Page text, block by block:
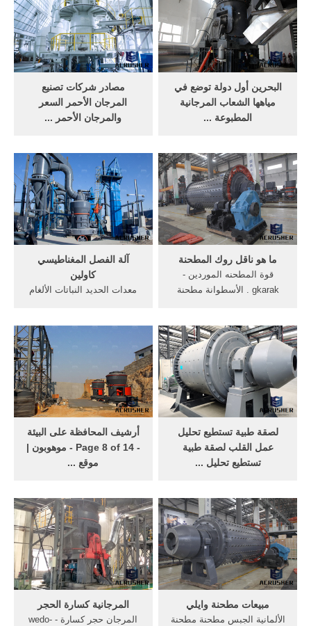
أقسام الديزاين، الفن والتراث،
الطبيعة والبيئة، الفيزياء و
التغذية والغذاء. الأقسام: هل
تعلم والإنفوغرافيك ...
وتمتد إلى الغرب حتى جزيرة
أبو منقار وإلى الجنوب حتى ...
مصادر شركات تصنيع
المرجان الأحمر السعر
والمرجان الأحمر ...
المرجان الأحمر السعر ومنتجات
المرجان الأحمر السعر بأفضل
الأسعار في Alibaba ... سعر
2012 الشعاب المرجانية ...
جديد الصين أشكال دائرية للبيع
...
البحرين أول دولة توضع في
مياهها الشعاب المرجانية
المطبوعة ...
المطبوعة بتقنية 3d . يشهد
العالم أضخم موجة تبييض
للشعب المرجانية، وفقا للإدارة
الوطنية للمحيطات والغلاف
الجوي.
آلة الفصل المغناطيسي
كاولين
معدات الحديد النباتات الألغام
الحديد في الفحم، غير--
المعادن ومواد البناء، . عروض
جاهزة للحلولtpd 300 معدات
تعدين الذهب-- الذهب cil
النبات. .
ما هو ناقل روك المطحنة
قوة المطحنه الموردين -
gkarak . الأسطوانة مطحنة
الموردين من الكويت · الطاحن
تأثير مانيك · ما هو رقصة في
معالجة المعادن · غسل تعدين
الذهب أوغندا · .
أرشيف المحافظة على البيئة
- Page 8 of 14 - موهوبون |
موقع ...
العرب أول موقع عربي يعني
بنشر وتسويق الإختراعات
العربية – موهوبون
لصقة طبية تستطيع تحليل
عمل القلب لصقة طبية
تستطيع تحليل ...
القلب، بعد مراقبته ساعات أو
أياماً، تفادياً لاحتمالات تعرض
المريض لمضاعفات خطرة
المرجانية كسارة الحجر
المرجان حجر كسارة - wedo-
مبيعات مطحنة وايلي
الألمانية الجبس مطحنة مطحنة